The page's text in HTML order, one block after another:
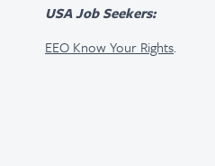
USA Job Seekers:
EEO Know Your Rights.